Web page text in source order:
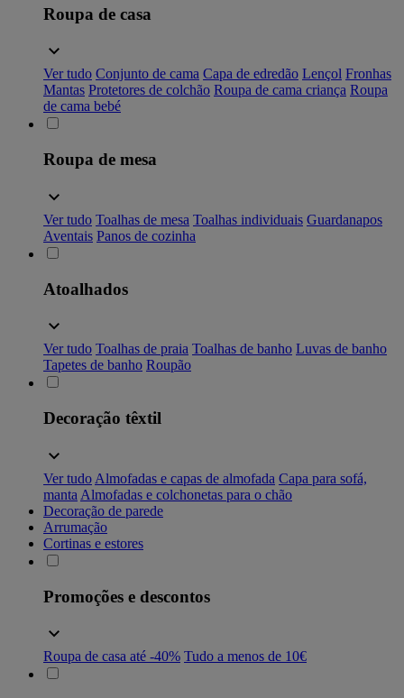
Roupa de casa
Ver tudo Conjunto de cama Capa de edredão Lençol Fronhas
Mantas Protetores de colchão Roupa de cama criança Roupa
de cama bebé
Roupa de mesa
Ver tudo Toalhas de mesa Toalhas individuais Guardanapos
Aventais Panos de cozinha
Atoalhados
Ver tudo Toalhas de praia Toalhas de banho Luvas de banho
Tapetes de banho Roupão
Decoração têxtil
Ver tudo Almofadas e capas de almofada Capa para sofá,
manta Almofadas e colchonetas para o chão
Decoração de parede
Arrumação
Cortinas e estores
Promoções e descontos
Roupa de casa até -40% Tudo a menos de 10€